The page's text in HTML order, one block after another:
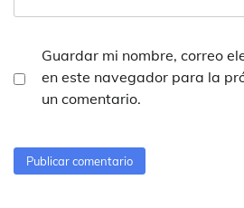
Guardar mi nombre, correo
en este navegador para la
un comentario.